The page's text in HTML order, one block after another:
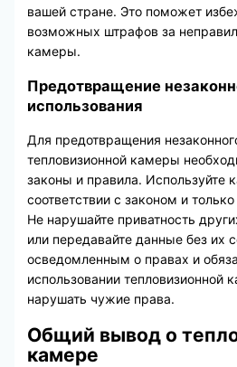
вашей стране. Это поможет
возможных штрафов за
камеры.
Предотвращение
использования
Для предотвращения
тепловизионной камеры
законы и правила. Используйте
соответствии с законом и
Не нарушайте приватность
или передавайте данные без их
осведомленным о правах и
использовании тепловизионной
нарушать чужие права.
Общий вывод о
камере